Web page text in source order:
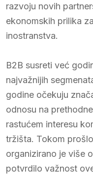
razvoju novih
ekonomskih prilika
inostranstva.
B2B susreti već
najvažnijih
godine očekuju
odnosu na
rastućem interesu
tržišta. Tokom
organizirano je više
potvrdilo važnost